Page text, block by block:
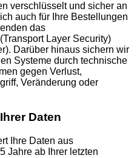
verschlüsselt und sicher an
auch für Ihre Bestellungen
das
Layer Security)
Darüber hinaus sichern wir
Systeme durch technische
gegen Verlust,
Veränderung oder
Daten
Ihre Daten aus
Jahre ab Ihrer letzten